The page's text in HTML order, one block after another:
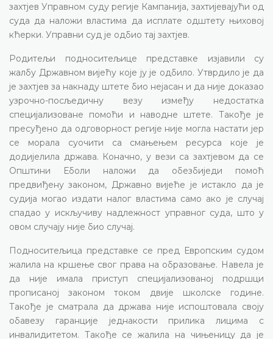
захтјев Управном суду регије Кампанија, захтијевајући од
суда да наложи властима да исплате одштету њиховој
кћерки. Управни суд је одбио тај захтјев.
Родитељи подноситељице представке изјавили су
жалбу Државном вијећу које ју је одбило. Утврдило је да
је захтјев за накнаду штете био нејасан и да није доказао
узрочно-посљедичну везу између недостатка
специјализоване помоћи и наводне штете. Такође је
пресуђено да одговорност регије није могла настати јер
се морала суочити са смањењем ресурса које је
додијелила држава. Коначно, у вези са захтјевом да се
Општини Еболи наложи да обезбиједи помоћ
предвиђену законом, Државно вијеће је истакло да је
судија могао издати налог властима само ако је случај
спадао у искључиву надлежност управног суда, што у
овом случају није био случај.
Подноситељица представке се пред Европским судом
жалила на кршење свог права на образовање. Навела је
да није имала приступ специјализованој подршци
прописаној законом током двије школске године.
Такође је сматрала да држава није испоштовала своју
обавезу гаранције једнакости прилика лицима с
инвалидитетом. Такође се жалила на чињеницу да је